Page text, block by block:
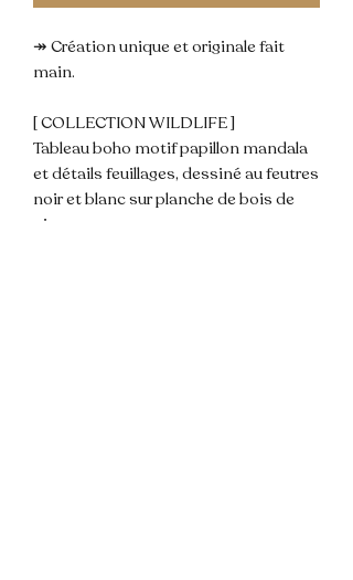
↠ Création unique et originale fait
main.
[ COLLECTION WILDLIFE ]
Tableau boho motif papillon mandala
et détails feuillages, dessiné au feutres
noir et blanc sur planche de bois de
pin.